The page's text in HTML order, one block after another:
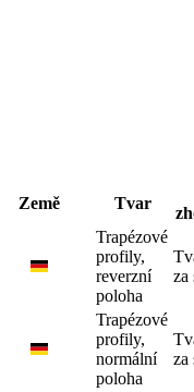
Země Tvar
Trapézové
profily,
reverzní
poloha
za
Trapézové
profily,
normální
poloha
za